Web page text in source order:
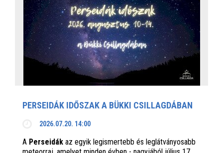
PERSEIDÁK IDŐSZAK A BÜKKI CSILLAGDÁBAN
2026.07.20. 14:00
A Perseidák az egyik legismertebb és leglátványosabb